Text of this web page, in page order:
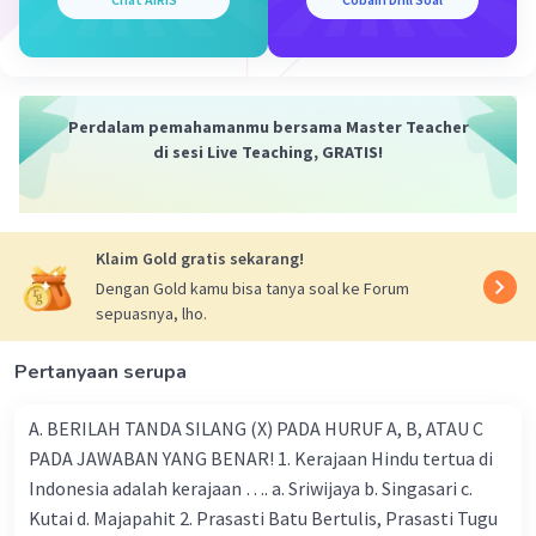
Topografi,faktortopografi yang
terjadi erosi
Beri Rating · 0
Iklan
09 Juni 2024 01:00
Erosi sungai cenderung sering terjadi di wilayah
tengah dan hilir sungai dibandingkan dengan
Perdalam pemahamanmu bersama Master Teacher
di sesi Live Teaching, GRATIS!
Klaim Gold gratis sekarang!
Dengan Gold kamu bisa tanya soal ke Forum
sepuasnya, lho.
Pertanyaan serupa
A. BERILAH TANDA SILANG (X) PADA HURUF A, B, ATAU C
PADA JAWABAN YANG BENAR! 1. Kerajaan Hindu tertua di
Indonesia adalah kerajaan …. a. Sriwijaya b. Singasari c.
Kutai d. Majapahit 2. Prasasti Batu Bertulis, Prasasti Tugu